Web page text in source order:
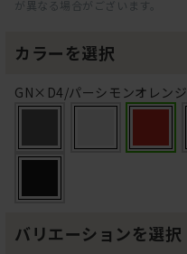
が異なる場合がございます。
カラーを選択
GN×D4/パーシモンオレンジ
バリエーションを選択